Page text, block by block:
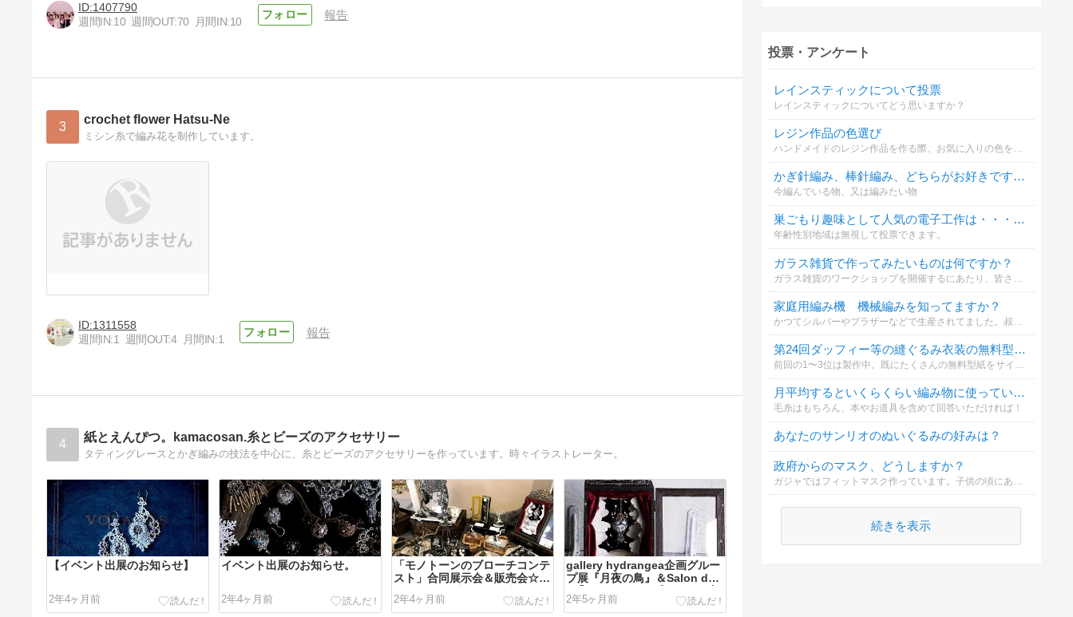
1407790
週間IN:10 週間OUT:70 月間IN:10
報告
3 crochet flower Hatsu-Ne
ミシン糸で編み花を制作しています。
1311558
週間IN:1 週間OUT:4 月間IN:1
報告
4 紙とえんぴつ。kamacosan.糸とビーズのアクセサリー
タティングレースとかぎ編みの技法を中心に、糸とビーズのアクセサリーを作っています。時々イラストレーター。
【イベント出展のお知らせ】
2年4ヶ月前
イベント出展のお知らせ。
2年4ヶ月前
「モノトーンのブローチコンテ
スト」合同展示会＆販売会☆あ
りがとうございました☆
2年4ヶ月前
gallery hydrangea企画グルー
プ展『月夜の鳥』＆Salon de
T『モノトーンのブローチ』合
同展
2年5ヶ月前
投票・アンケート
レインスティックについて投票
レインスティックについてどう思いますか？
レジン作品の色選び
ハンドメイドのレジン作品を作る際、お気に入りの色を選ぶのは楽しいですね。あなたがレジン作品を作る際、好きな色はどれですか？
かぎ針編み、棒針編み、どちらがお好きですか？
今編んでいる物、又は編みたい物
巣ごもり趣味として人気の電子工作は・・・どうですか？
年齢性別地域は無視して投票できます。
ガラス雑貨で作ってみたいものは何ですか？
家庭用編み機 機械編みを知ってますか？
かつてシルバーやブラザーなどで生産されてました。叔母が持っていてセーターを編んでもらった記憶があります。コメントもぜひお願いします！
第24回ダッフィー等の縫ぐるみ衣装の無料型紙どんなものが欲しい？
前回の1〜3位は製作中。既にたくさんの無料型紙をサイトに載せています（サイト右上から型紙検索できます）
月平均するといくらくらい編み物に使っている？
毛糸はもちろん、本やお道具を含めて回答いただければ！
あなたのサンリオのぬいぐるみの好みは？
政府からのマスク、どうしますか？
続きを表示